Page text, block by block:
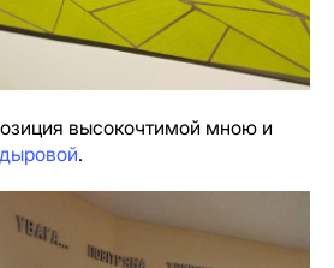
высокочтимой мною и
.